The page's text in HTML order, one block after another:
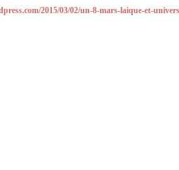
2015/03/02/un-8-mars-laique-et-